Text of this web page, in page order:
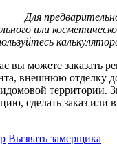
Для
или
вы можете заказать
внешнюю отделку
территории.
сделать заказ или
Вызвать замерщика